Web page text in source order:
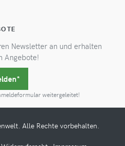
Newsletter an und erhalten
Angebote!
weitergeleitet!
Alle Rechte vorbehalten.